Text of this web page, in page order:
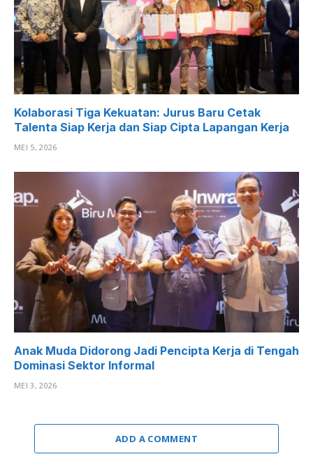
Kolaborasi Tiga Kekuatan: Jurus Baru Cetak
Talenta Siap Kerja dan Siap Cipta Lapangan Kerja
MEI 5, 2026
Anak Muda Didorong Jadi Pencipta Kerja di Tengah
Dominasi Sektor Informal
MEI 3, 2026
ADD A COMMENT